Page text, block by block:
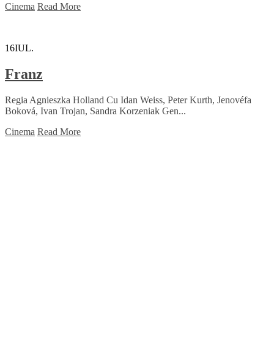
Cinema Read More
16IUL.
Franz
Regia Agnieszka Holland Cu Idan Weiss, Peter Kurth, Jenovéfa
Boková, Ivan Trojan, Sandra Korzeniak Gen...
Cinema Read More